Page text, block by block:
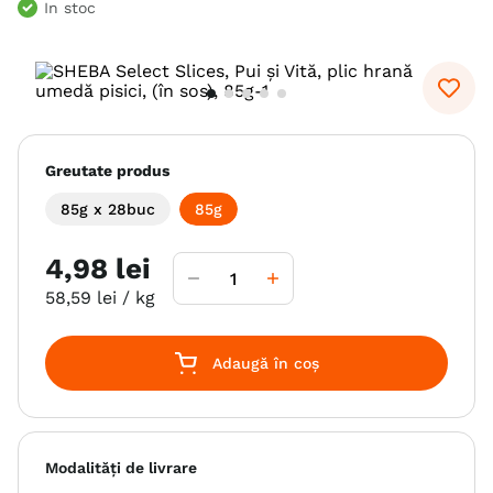
7. hypoallergenic
recompense caini
In stoc
Greutate produs
85g x 28buc 85g
4,98 lei
58,59 lei / kg
Adaugă în coș
Modalități de livrare